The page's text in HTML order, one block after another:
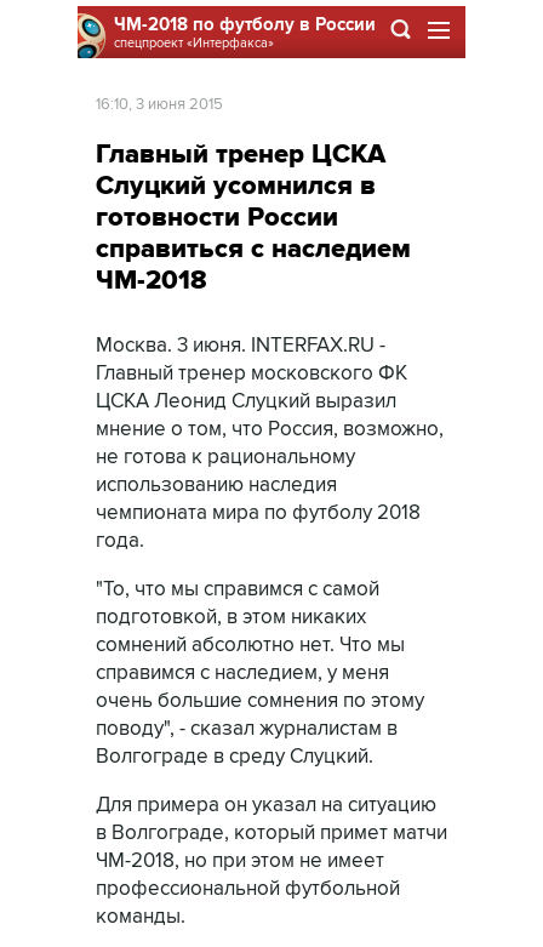
ЧМ-2018 по футболу в России
спецпроект«Интерфакса»
16:10, 3 июня 2015
Главный тренер ЦСКА
Слуцкий усомнился в
готовности России
справиться с наследием
ЧМ-2018
Москва. 3 июня. INTERFAX.RU -
Главный тренер московского ФК
ЦСКА Леонид Слуцкий выразил
мнение о том, что Россия, возможно,
не готова к рациональному
использованию наследия
чемпионата мира по футболу 2018
года.
"То, что мы справимся с самой
подготовкой, в этом никаких
сомнений абсолютно нет. Что мы
справимся с наследием, у меня
очень большие сомнения по этому
поводу", - сказал журналистам в
Волгограде в среду Слуцкий.
Для примера он указал на ситуацию
в Волгограде, который примет матчи
ЧМ-2018, но при этом не имеет
профессиональной футбольной
команды.